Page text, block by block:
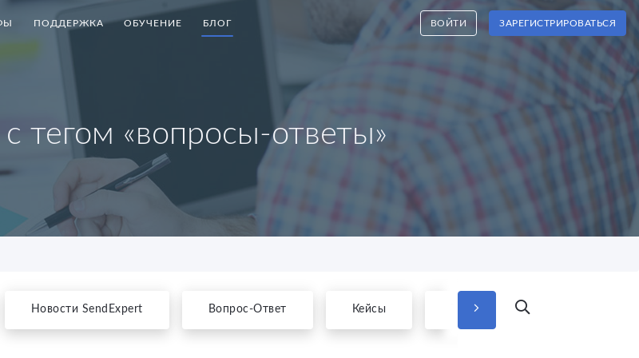
ПОДДЕРЖКА ОБУЧЕНИЕ БЛОГ ВОЙТИ ЗАРЕГИСТРИРОВАТЬСЯ
тегом «вопросы-ответы»
Новости SendExpert Вопрос-Ответ Кейсы Термины и Гайды